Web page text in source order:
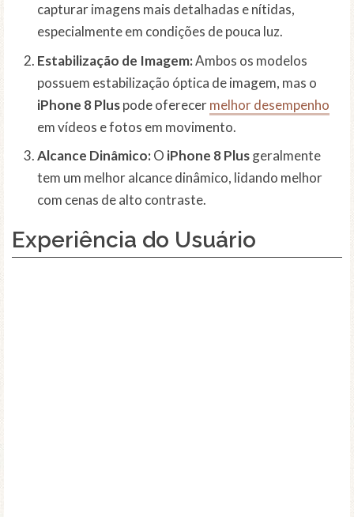
capturar imagens mais detalhadas e nítidas,
especialmente em condições de pouca luz.
Estabilização de Imagem:Ambos os modelos
possuem estabilização óptica de imagem, mas o
iPhone 8 Pluspode oferecermelhor desempenho
em vídeos e fotos em movimento.
Alcance Dinâmico:O iPhone 8 Plusgeralmente
tem um melhor alcance dinâmico, lidando melhor
com cenas de alto contraste.
Experiência do Usuário